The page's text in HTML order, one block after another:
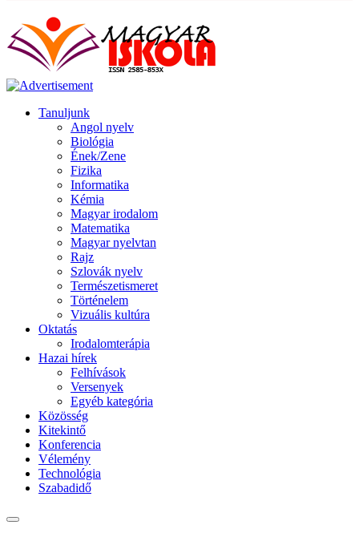
Tanuljunk
Angol nyelv
Biológia
Ének/Zene
Fizika
Informatika
Kémia
Magyar irodalom
Matematika
Magyar nyelvtan
Rajz
Szlovák nyelv
Természetismeret
Történelem
Vizuális kultúra
Oktatás
Irodalomterápia
Hazai hírek
Felhívások
Versenyek
Egyéb kategória
Közösség
Kitekintő
Konferencia
Vélemény
Technológia
Szabadidő